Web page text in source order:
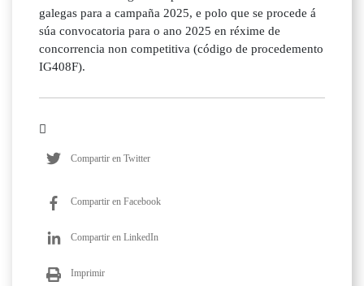
galegas para a campaña 2025, e polo que se procede á
súa convocatoria para o ano 2025 en réxime de
concorrencia non competitiva (código de procedemento
IG408F).
Compartir en Twitter
Compartir en Facebook
Compartir en LinkedIn
Imprimir